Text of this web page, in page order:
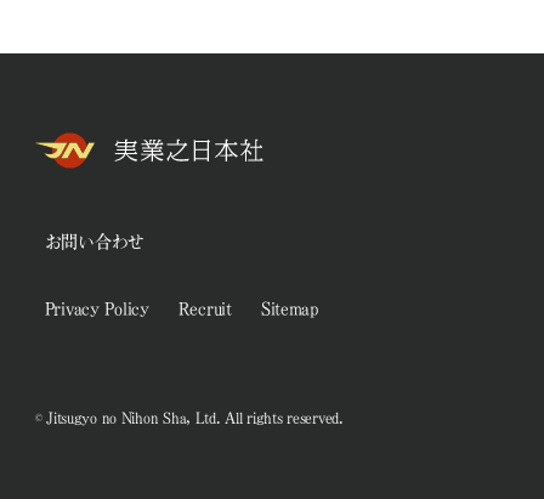
お問い合わせ
Privacy Policy Recruit Sitemap
© Jitsugyo no Nihon Sha, Ltd. All rights reserved.